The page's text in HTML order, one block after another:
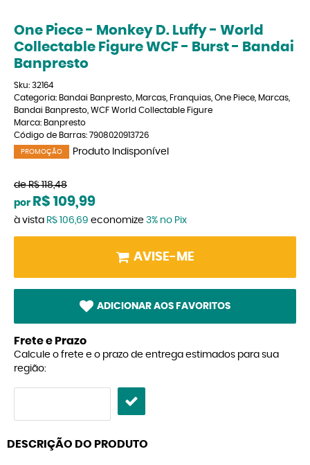
One Piece - Monkey D. Luffy - World
Collectable Figure WCF - Burst - Bandai
Banpresto
Sku: 32164
Categoria: Bandai Banpresto Marcas Franquias One Piece Marcas
Bandai Banpresto WCF World Collectable Figure
Marca: Banpresto
Código de Barras: 7908020913726
PROMOÇÃO Produto Indisponível
de R$ 118,48
por R$ 109,99
à vista R$ 106,69 economize 3% no Pix
AVISE-ME
ADICIONAR AOS FAVORITOS
Frete e Prazo
Calcule o frete e o prazo de entrega estimados para sua
região:
DESCRIÇÃO DO PRODUTO